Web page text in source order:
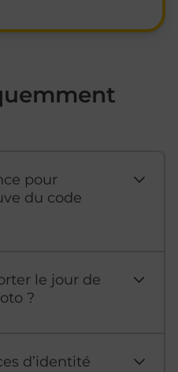
pour
du code
le jour de
?
d’identité